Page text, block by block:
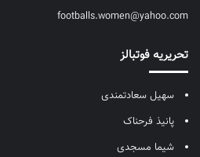
footballs.women@yahoo.com
تحریریه فوتبالز
سهیل سعادتمندی
پانیذ فرحناک
شیما مسجدی